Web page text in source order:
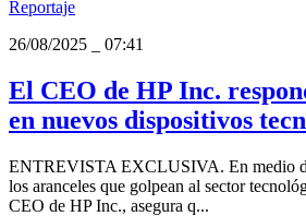
Reportaje
26/08/2025
07:41
El CEO de HP Inc.
en nuevos dispositivos
ENTREVISTA EXCLUSIVA. En medio
los aranceles que golpean al sector
CEO de HP Inc., asegura q...